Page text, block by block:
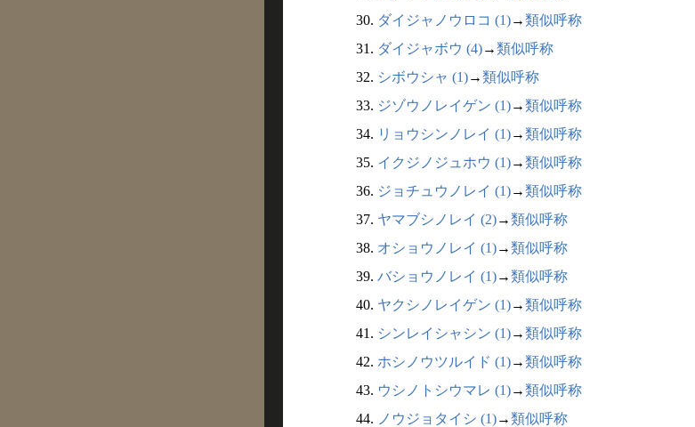
30. ダイジャノウロコ (1)→類似呼称
31. ダイジャボウ (4)→類似呼称
32. シボウシャ (1)→類似呼称
33. ジゾウノレイゲン (1)→類似呼称
34. リョウシンノレイ (1)→類似呼称
35. イクジノジュホウ (1)→類似呼称
36. ジョチュウノレイ (1)→類似呼称
37. ヤマブシノレイ (2)→類似呼称
38. オショウノレイ (1)→類似呼称
39. バショウノレイ (1)→類似呼称
40. ヤクシノレイゲン (1)→類似呼称
41. シンレイシャシン (1)→類似呼称
42. ホシノウツルイド (1)→類似呼称
43. ウシノトシウマレ (1)→類似呼称
44. ノウジョタイシ (1)→類似呼称